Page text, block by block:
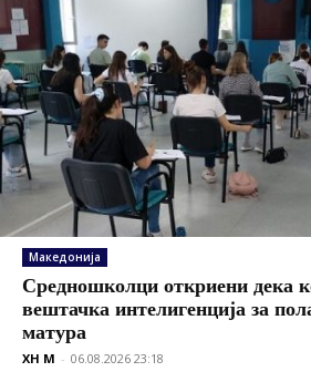
Македонија
Средношколци откриени дека
вештачка интелигенција за
матура
XH M - 06.08.2026 23:18